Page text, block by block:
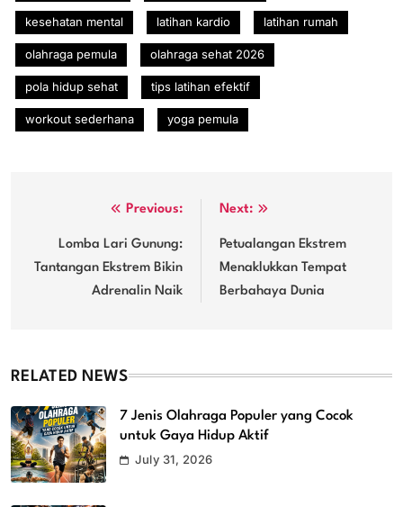
kesehatan mental latihan kardio latihan rumah
olahraga pemula olahraga sehat 2026
pola hidup sehat tips latihan efektif
workout sederhana yoga pemula
navigation
Previous:
Lomba Lari Gunung:
Tantangan Ekstrem Bikin
Adrenalin Naik
Next:
Petualangan Ekstrem
Menaklukkan Tempat
Berbahaya Dunia
RELATED NEWS
7 Jenis Olahraga Populer yang Cocok
untuk Gaya Hidup Aktif
July 31, 2026